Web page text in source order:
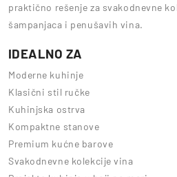
praktično rešenje za svakodnevne
šampanjaca i penušavih vina.
IDEALNO ZA
Moderne kuhinje
Klasični stil ručke
Kuhinjska ostrva
Kompaktne stanove
Premium kućne barove
Svakodnevne kolekcije vina